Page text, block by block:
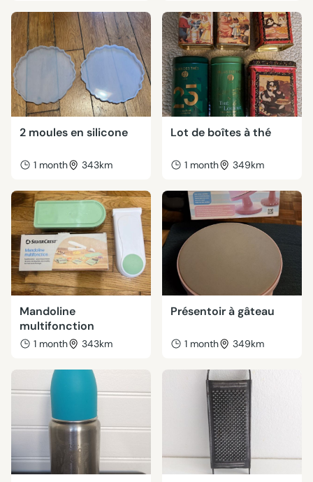
2 moules en silicone
1 month 343km
Lot de boîtes à thé
1 month 349km
Mandoline
multifonction
1 month 343km
Présentoir à gâteau
1 month 349km